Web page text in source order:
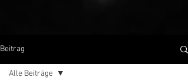
Beitrag
Alle Beiträge